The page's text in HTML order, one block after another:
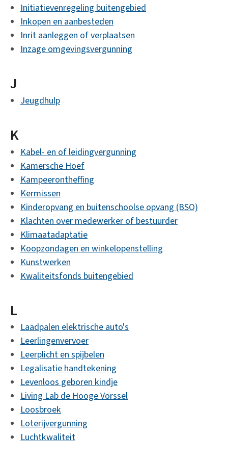
Initiatievenregeling buitengebied
Inkopen en aanbesteden
Inrit aanleggen of verplaatsen
Inzage omgevingsvergunning
J
Jeugdhulp
K
Kabel- en of leidingvergunning
Kamersche Hoef
Kampeerontheffing
Kermissen
Kinderopvang en buitenschoolse opvang (BSO)
Klachten over medewerker of bestuurder
Klimaatadaptatie
Koopzondagen en winkelopenstelling
Kunstwerken
Kwaliteitsfonds buitengebied
L
Laadpalen elektrische auto's
Leerlingenvervoer
Leerplicht en spijbelen
Legalisatie handtekening
Levenloos geboren kindje
Living Lab de Hooge Vorssel
Loosbroek
Loterijvergunning
Luchtkwaliteit